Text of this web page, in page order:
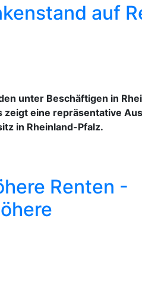
auf
unter Beschäftigen in
zeigt eine repräsentative
in Rheinland-Pfalz.
Renten -